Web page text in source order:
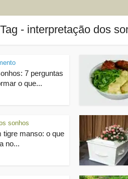
Tag - interpretação dos
7 perguntas
o que...
sonhos
tigre manso: o que
no...